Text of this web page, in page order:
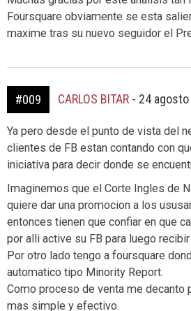
Foursquare obviamente se esta
maxime tras su nuevo seguidor el
#009 CARLOS BITAR - 24
Ya pero desde el punto de vista del
clientes de FB estan contando con
iniciativa para decir donde se
Imaginemos que el Corte Ingles de
quiere dar una promocion a los
entonces tienen que confiar en que
por alli active su FB para luego
Por otro lado tengo a foursquare
automatico tipo Minority Report.
Como proceso de venta me decanto
mas simple y efectivo.